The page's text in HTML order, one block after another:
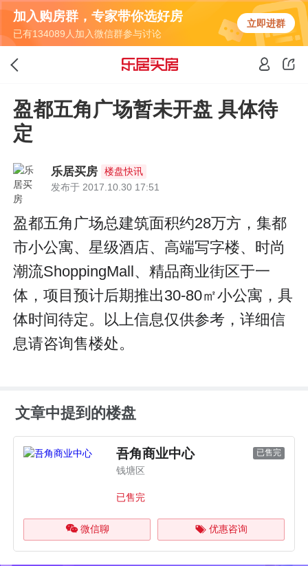
加入购房群，专家带你选好房
已有134089人加入微信群参与讨论
立即进群
盈都五角广场暂未开盘 具体待
定
乐居买房
楼盘快讯
发布于 2017.10.30 17:51
盈都五角广场总建筑面积约28万方，集都
市小公寓、星级酒店、高端写字楼、时尚
潮流ShoppingMall、精品商业街区于一
体，项目预计后期推出30-80㎡小公寓，具
体时间待定。以上信息仅供参考，详细信
息请咨询售楼处。
文章中提到的楼盘
吾角商业中心 已售完
钱塘区
已售完
微信聊 优惠咨询